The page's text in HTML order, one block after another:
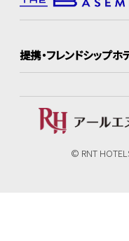
提携・フレンドシップホ
© RNT